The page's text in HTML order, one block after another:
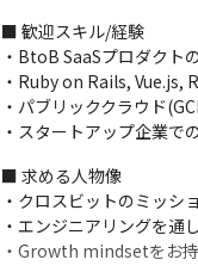
■ 歓迎スキル/経験
・BtoB SaaSプロダクト
・Ruby on Rails, Vue.js,
・パブリッククラウド
・スタートアップ企業で
■ 求める人物像
・クロスビットのミッシ
・エンジニアリングを通
・Growth mindsetをお